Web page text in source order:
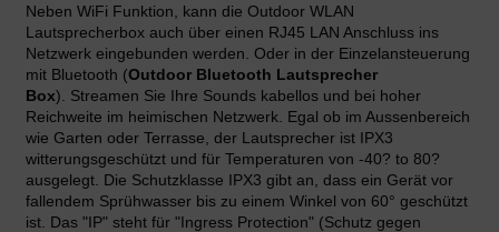
Neben WiFi Funktion, kann die Outdoor WLAN
Lautsprecherbox auch über einen RJ45 LAN Anschluss ins
Netzwerk eingebunden werden. Oder in der Einzelansteuerung
mit Bluetooth (Outdoor Bluetooth Lautsprecher
Box). Streamen Sie Ihre Sounds kabellos und bei hoher
Reichweite im heimischen Netzwerk. Egal ob im Aussenbereich
wie Garten oder Terrasse, der Lautsprecher ist IPX3
witterungsgeschützt und für Temperaturen von -40? to 80?
ausgelegt. Die Schutzklasse IPX3 gibt an, dass ein Gerät vor
fallendem Sprühwasser bis zu einem Winkel von 60° geschützt
ist. Das "IP" steht für "Ingress Protection" (Schutz gegen